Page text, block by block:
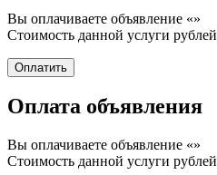
Вы оплачиваете объявление «»
Стоимость данной услуги рублей
Оплата объявления
Вы оплачиваете объявление «»
Стоимость данной услуги рублей